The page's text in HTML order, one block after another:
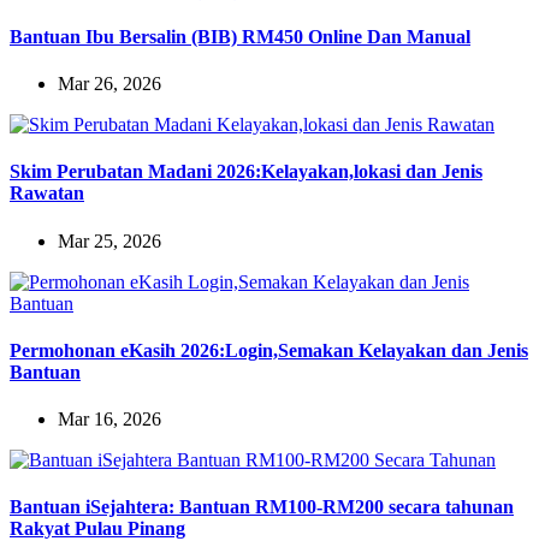
Bantuan Ibu Bersalin (BIB) RM450 Online Dan Manual
Mar 26, 2026
Skim Perubatan Madani 2026:Kelayakan,lokasi dan Jenis
Rawatan
Mar 25, 2026
Permohonan eKasih 2026:Login,Semakan Kelayakan dan Jenis
Bantuan
Mar 16, 2026
Bantuan iSejahtera: Bantuan RM100-RM200 secara tahunan
Rakyat Pulau Pinang